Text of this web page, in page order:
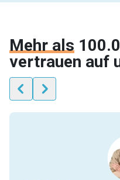
Mehr als
vertrauen auf